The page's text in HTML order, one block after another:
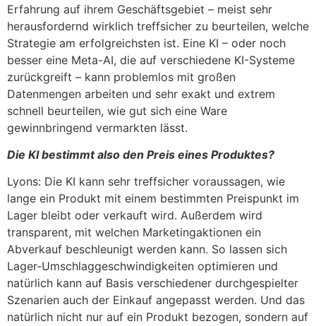
Erfahrung auf ihrem Geschäftsgebiet – meist sehr
herausfordernd wirklich treffsicher zu beurteilen, welche
Strategie am erfolgreichsten ist. Eine KI – oder noch
besser eine Meta-AI, die auf verschiedene KI-Systeme
zurückgreift – kann problemlos mit großen
Datenmengen arbeiten und sehr exakt und extrem
schnell beurteilen, wie gut sich eine Ware
gewinnbringend vermarkten lässt.
Die KI bestimmt also den Preis eines Produktes?
Lyons: Die KI kann sehr treffsicher voraussagen, wie
lange ein Produkt mit einem bestimmten Preispunkt im
Lager bleibt oder verkauft wird. Außerdem wird
transparent, mit welchen Marketingaktionen ein
Abverkauf beschleunigt werden kann. So lassen sich
Lager-Umschlaggeschwindigkeiten optimieren und
natürlich kann auf Basis verschiedener durchgespielter
Szenarien auch der Einkauf angepasst werden. Und das
natürlich nicht nur auf ein Produkt bezogen, sondern auf